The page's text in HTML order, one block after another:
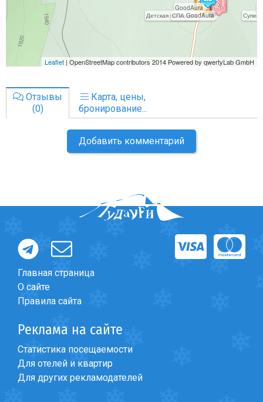
Отзывы
(0)
Карта, цены,
бронирование...
Добавить комментарий
Главная страница
О сайте
Правила сайта
Реклама на сайте
Статистика посещаемости
Для отелей и квартир
Для других рекламодателей